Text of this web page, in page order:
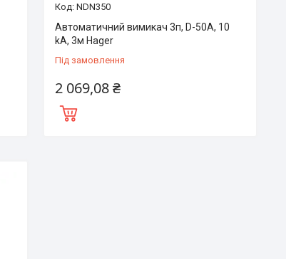
NDN350
Автоматичний вимикач 3п, D-50А, 10
kA, 3м Hager
Під замовлення
2 069,08 ₴